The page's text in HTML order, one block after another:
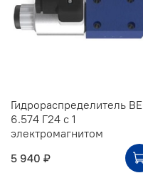
Гидрораспределитель ВЕ
6.574 Г24 с 1
электромагнитом
5 940 ₽